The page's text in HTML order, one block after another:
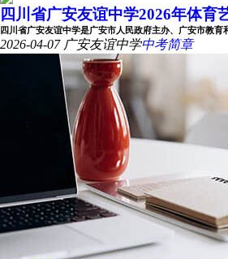
四川省广安友谊中学2026年体育
四川省广安友谊中学是广安市人民政府主办、广安市教
2026-04-07 广安友谊中学中考简章